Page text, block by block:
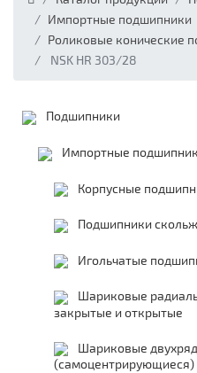
Импортные подшипники
Роликовые конические
NSK HR 303/28
Подшипники
Импортные
Корпусные
Подшипники
Игольчатые
Шариковые
закрытые и открытые
Шариковые
(самоцентрирующиеся)